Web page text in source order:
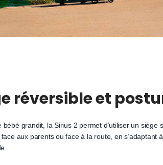
réversible et
bébé grandit, la Sirius 2 permet d’utiliser un
aux parents ou face à la route, en s’adaptant